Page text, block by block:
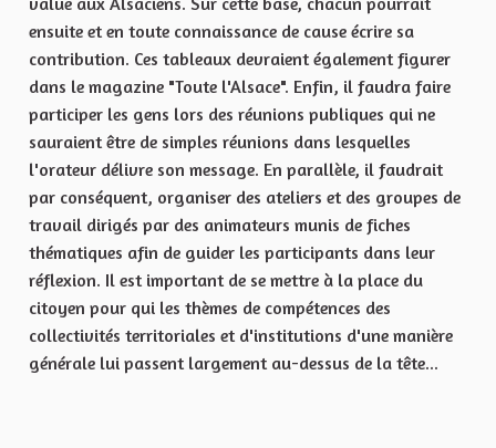
ensuite et en toute connaissance de cause écrire sa
contribution. Ces tableaux devraient également figurer
dans le magazine "Toute l'Alsace". Enfin, il faudra faire
participer les gens lors des réunions publiques qui ne
sauraient être de simples réunions dans lesquelles
l'orateur délivre son message. En parallèle, il faudrait
par conséquent, organiser des ateliers et des groupes de
travail dirigés par des animateurs munis de fiches
thématiques afin de guider les participants dans leur
réflexion. Il est important de se mettre à la place du
citoyen pour qui les thèmes de compétences des
collectivités territoriales et d'institutions d'une manière
générale lui passent largement au-dessus de la tête...